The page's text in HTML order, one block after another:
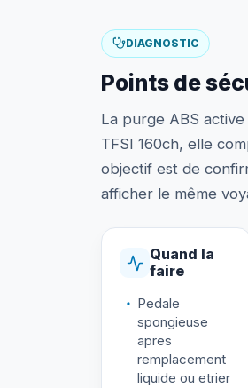
DIAGNOSTIC
Points de
La purge ABS
TFSI 160ch, elle
objectif est de
afficher le même
Quand la
faire
Pedale
spongieuse
apres
remplacement
liquide ou etrier